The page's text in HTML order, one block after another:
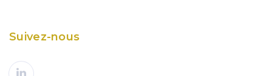
Suivez-nous